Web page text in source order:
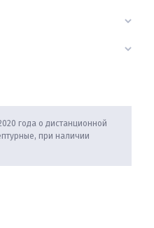
года о дистанционной
при наличии